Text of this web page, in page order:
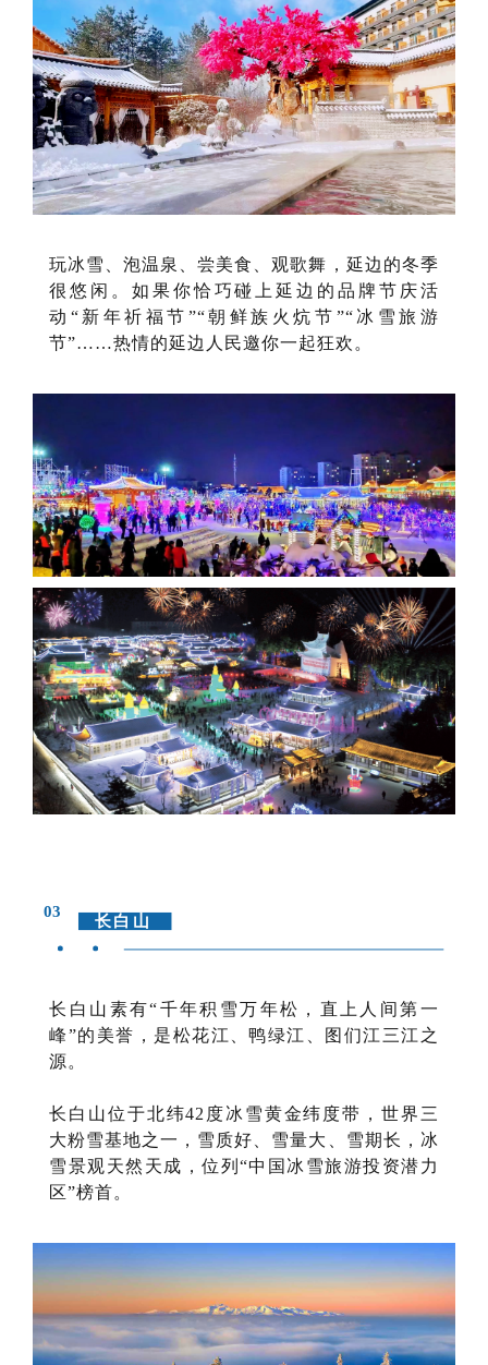
玩冰雪、泡温泉、尝美食、观歌舞，延边的冬季
很悠闲。如果你恰巧碰上延边的品牌节庆活
动“新年祈福节”“朝鲜族火炕节”“冰雪旅游
节”……热情的延边人民邀你一起狂欢。
03
长白山
长白山素有“千年积雪万年松，直上人间第一
峰”的美誉，是松花江、鸭绿江、图们江三江之
源。
长白山位于北纬42度冰雪黄金纬度带，世界三
大粉雪基地之一，雪质好、雪量大、雪期长，冰
雪景观天然天成，位列“中国冰雪旅游投资潜力
区”榜首。